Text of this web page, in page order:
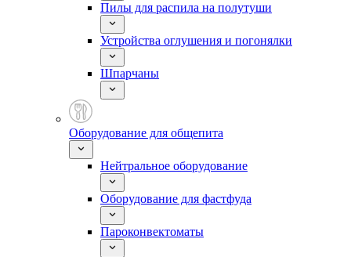
Пилы для распила на полутуши
Устройства оглушения и погонялки
Шпарчаны
Оборудование для общепита
Нейтральное оборудование
Оборудование для фастфуда
Пароконвектоматы